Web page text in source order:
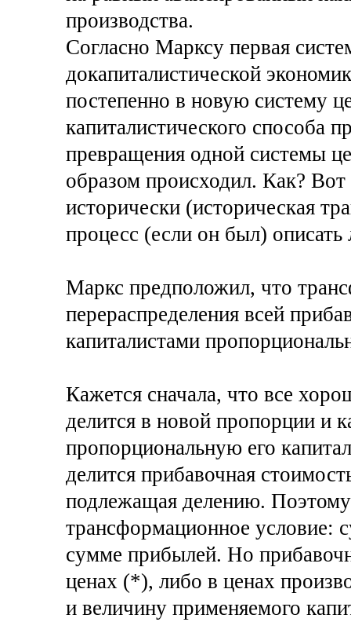
производства.
Согласно Марксу первая
докапиталистической
постепенно в новую систему
капиталистического способа
превращения одной системы
образом происходил. Как?
исторически (историческая
процесс (если он был) описать
Маркс предположил, что
перераспределения всей
капиталистами
Кажется сначала, что все
делится в новой пропорции и
пропорциональную его
делится прибавочная
подлежащая делению.
трансформационное условие:
сумме прибылей. Но
ценах (*), либо в ценах
и величину применяемого